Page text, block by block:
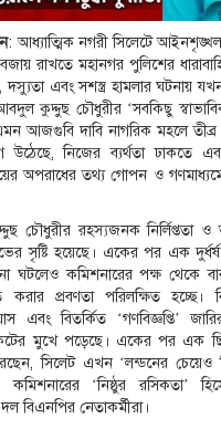
: আধ্যাত্মিক নগরী সিলেটে
রাখতে মহানগর পুলিশের
দস্যুতা এবং সশস্ত্র হামলার
কুদ্দুছ চৌধুরীর ‘সবকিছু
আজগুবি দাবি নাগরিক মহলে
উঠেছে, নিজের ব্যর্থতা ঢাকতে
অপরাধের তথ্য গোপন ও
চৌধুরীর রহস্যজনক নির্লিপ্ততা ও
সৃষ্টি হয়েছে। একের পর এক
ঘটলেও কমিশনারের পক্ষ থেকে
করার প্রবণতা পরিলক্ষিত হচ্ছে।
এবং বিতর্কিত ‘গণবিজ্ঞপ্তি’
মুখে পড়েছে। একের পর এক
সিলেট এখন ‘লন্ডনের চেয়েও
কমিশনারের ‘নিষ্ঠুর রসিকতা’
বিএনপির নেতাকর্মীরা।